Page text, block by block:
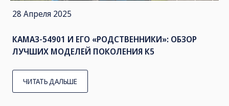
28 Апреля 2025
КАМАЗ-54901 И ЕГО «РОДСТВЕННИКИ»: ОБЗОР
ЛУЧШИХ МОДЕЛЕЙ ПОКОЛЕНИЯ К5
ЧИТАТЬ ДАЛЬШЕ